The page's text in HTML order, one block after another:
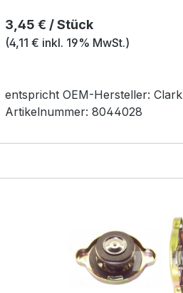
Regulärer Preis:
3,45 € / Stück
(4,11 € inkl. 19% MwSt.)
entspricht OEM-Hersteller: Clark
Artikelnummer: 8044028